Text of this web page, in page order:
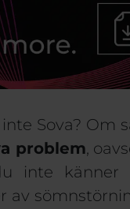
Sova? Om
problem,
inte känner
av